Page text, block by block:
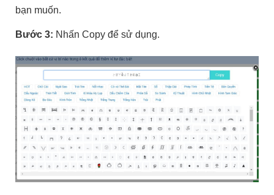
bạn muốn.
Bước 3: Nhấn Copy để sử dụng.